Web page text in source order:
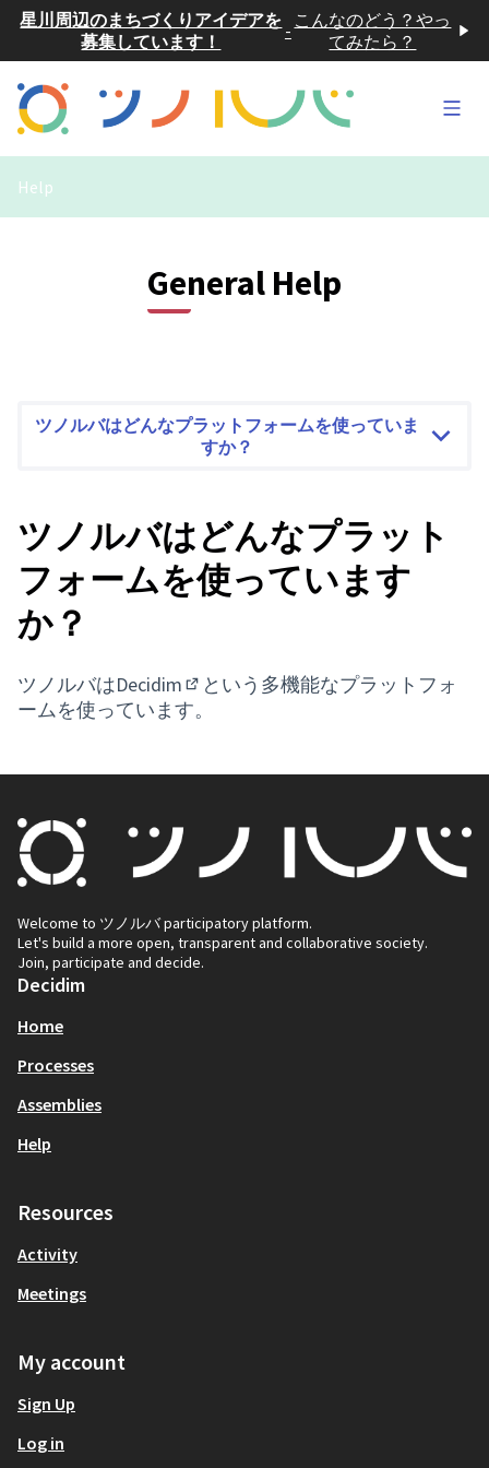
星川周辺のまちづくりアイデアを
募集しています！
- こんなのどう？やっ
てみたら？
Main
Help
General Help
ツノルバはどんなプラットフォームを使っていま
すか？
ツノルバはどんなプラット
フォームを使っています
か？
ツノルバはDecidim
(External link)
という多機能なプラットフォ
ームを使っています。
Welcome to ツノルバ participatory platform.
Let's build a more open, transparent and collaborative society.
Join, participate and decide.
Decidim
Home
Processes
Assemblies
Help
Resources
Activity
Meetings
My account
Sign Up
Log in